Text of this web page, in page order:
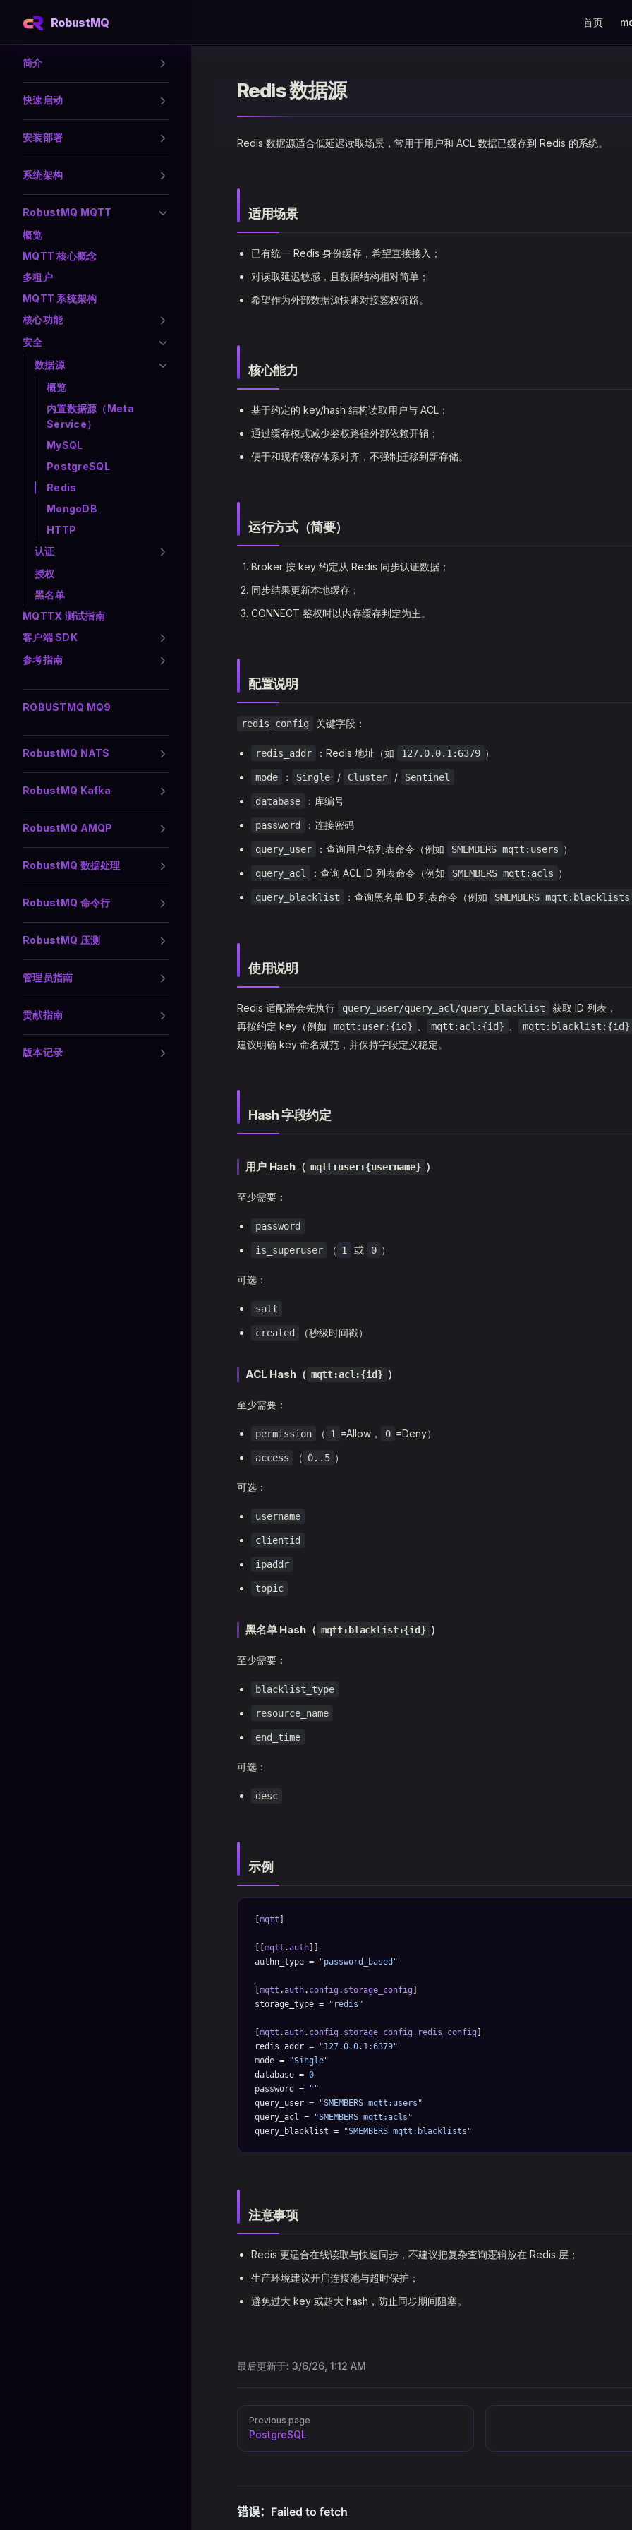
Skip to content
RobustMQ 首页
简介
快速启动
安装部署
系统架构
RobustMQ MQTT
概览
MQTT 核心概念
多租户
MQTT 系统架构
核心功能
安全
数据源
概览
内置数据源（Meta
Service）
MySQL
PostgreSQL
Redis
MongoDB
HTTP
认证
授权
黑名单
MQTTX 测试指南
客户端 SDK
参考指南
ROBUSTMQ MQ9
RobustMQ NATS
RobustMQ Kafka
RobustMQ AMQP
RobustMQ 数据处理
RobustMQ 命令行
RobustMQ 压测
管理员指南
贡献指南
版本记录
Redis 数据源
Redis 数据源适合低延迟读取场景，常用于用户和 ACL 数据已缓存到 Redis 的系统。
适用场景
已有统一 Redis 身份缓存，希望直接接入；
对读取延迟敏感，且数据结构相对简单；
希望作为外部数据源快速对接鉴权链路。
核心能力
基于约定的 key/hash 结构读取用户与 ACL；
通过缓存模式减少鉴权路径外部依赖开销；
便于和现有缓存体系对齐，不强制迁移到新存储。
运行方式（简要）
Broker 按 key 约定从 Redis 同步认证数据；
同步结果更新本地缓存；
CONNECT 鉴权时以内存缓存判定为主。
配置说明
redis_config 关键字段：
redis_addr ：Redis 地址（如 127.0.0.1:6379 ）
mode ： Single / Cluster / Sentinel
database ：库编号
password ：连接密码
query_user ：查询用户名列表命令（例如 SMEMBERS mqtt:users ）
query_acl ：查询 ACL ID 列表命令（例如 SMEMBERS mqtt:acls ）
query_blacklist ：查询黑名单 ID 列表命令（例如 SMEMBERS mqtt:blacklists
使用说明
Redis 适配器会先执行 query_user/query_acl/query_blacklist
获取 ID 列表，
再按约定 key（例如
mqtt:user:{id} mqtt:acl:{id} mqtt:blacklist:{id}
建议明确 key 命名规范，并保持字段定义稳定。
Hash 字段约定
用户 Hash（ mqtt:user:{username} ）
至少需要：
password
is_superuser （ 1 或 0 ）
可选：
salt
created （秒级时间戳）
ACL Hash（ mqtt:acl:{id} ）
至少需要：
permission （ 1 =Allow， 0 =Deny）
access （ 0..5 ）
可选：
username
clientid
ipaddr
topic
黑名单 Hash（ mqtt:blacklist:{id} ）
至少需要：
blacklist_type
resource_name
end_time
可选：
desc
示例
mqtt
mqtt .auth
authn_type =
"password_based"
mqtt .auth. config. storage_config
storage_type =
"redis"
mqtt .auth. config. storage_config. redis_config
redis_addr =
"127.0.0.1:6379"
mode =
"Single"
database = 0
password =
""
query_user =
"SMEMBERS mqtt:users"
query_acl =
"SMEMBERS mqtt:acls"
query_blacklist =
"SMEMBERS mqtt:blacklists"
注意事项
Redis 更适合在线读取与快速同步，不建议把复杂查询逻辑放在 Redis 层；
生产环境建议开启连接池与超时保护；
避免过大 key 或超大 hash，防止同步期间阻塞。
最后更新于: 3/6/26, 1:12 AM
PagerPrevious page
PostgreSQL